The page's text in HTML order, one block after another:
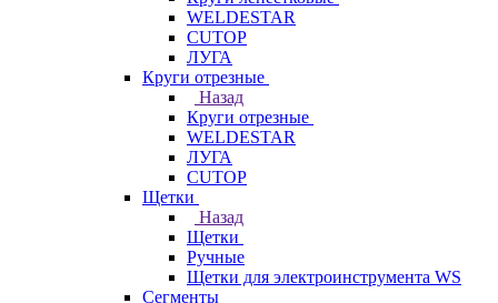
WELDESTAR
CUTOP
ЛУГА
Круги отрезные
Назад
Круги отрезные
WELDESTAR
ЛУГА
CUTOP
Щетки
Назад
Щетки
Ручные
Щетки для электроинструмента WS
Сегменты